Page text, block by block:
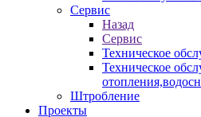
Сервис
Назад
Сервис
Техническое
Техническое
Штробление
Проекты